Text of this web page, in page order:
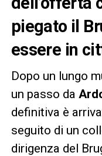
piegato il
essere in
Dopo un lungo
un passo da
definitiva è
seguito di un
dirigenza del